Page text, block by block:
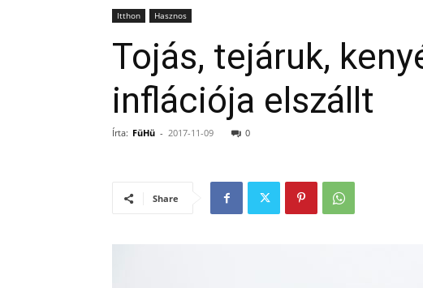
Itthon Hasznos
Tojás, tejáruk,
inflációja elszállt
Írta: FüHü - 2017-11-09 0
Share